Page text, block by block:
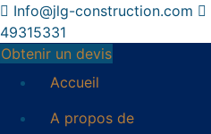
Info@jlg-construction.com
49315331
Obtenir un devis
Accueil
A propos de